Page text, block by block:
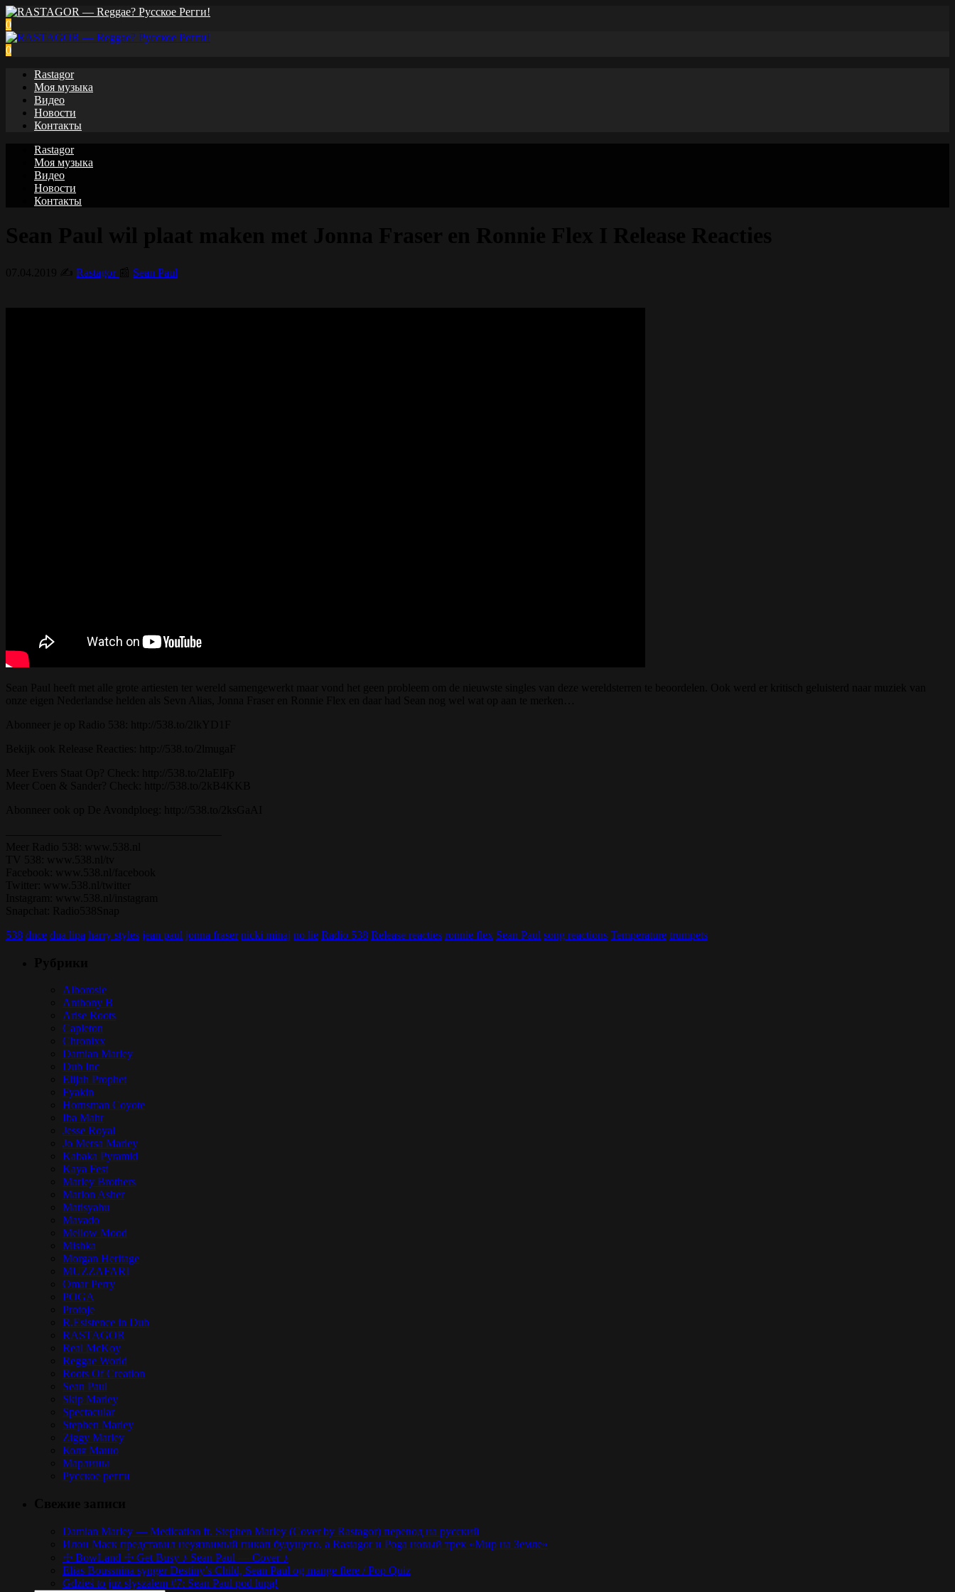
0
0
Rastagor
Моя музыка
Видео
Новости
Контакты
Rastagor
Моя музыка
Видео
Новости
Контакты
Rastagor Sean Paul
538 dnce dua lipa harry styles jean paul jonna fraser nicki minaj no lie Radio 538 Release reacties ronnie flex Sean Paul song reactions Temperature trumpets
Alborosie
Anthony B
Arise Roots
Capleton
Chronixx
Damian Marley
Dub Inc
Elijah Prophet
Fyakin
Hornsman Coyote
Iba Mahr
Jesse Royal
Jo Mersa Marley
Kabaka Pyramid
Kaya Fest
Marley Brothers
Marlon Asher
Matisyahu
Mavado
Mellow Mood
Mishka
Morgan Heritage
MUZZAFARI
Omar Perry
POGA
Protoje
R.Esistence in Dub
RASTAGOR
Real McKoy
Reggae World
Roots Of Creation
Sean Paul
Skip Marley
Spectacular
Stephen Marley
Ziggy Marley
Коля Маню
Марлины
Русское регги
Damian Marley — Medication ft. Stephen Marley (Cover by Rastagor) перевод на русский
Илон Маск представил неуязвимый пикап будущего, а Rastagor и Poga новый трек «Мир на Земле»
☩ BowLand ☩ Get Busy ♪ Sean Paul — Cover ♪
Elias Boussnina synger Destiny’s Child, Sean Paul og mange flere / Pop Quiz
Gdzieś to już słyszałem #7: Sean Paul pod lupą!